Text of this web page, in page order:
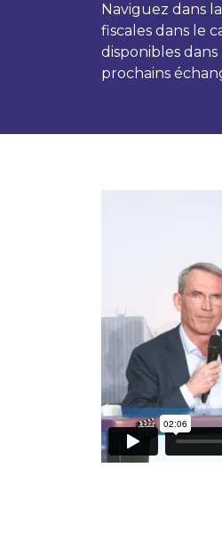
Naviguez dans
fiscales dans le
disponibles
prochains